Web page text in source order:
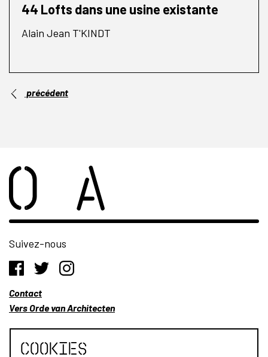
44 Lofts dans une usine existante
Alain Jean T'KINDT
précédent
Suivez-nous
Contact
Vers Orde van Architecten
Cookies